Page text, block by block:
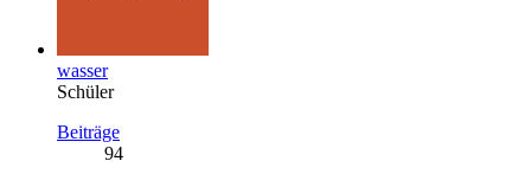
wasser
Schüler
Beiträge
94